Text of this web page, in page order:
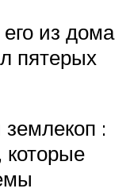
из дома
пятерых
землекоп :
которые